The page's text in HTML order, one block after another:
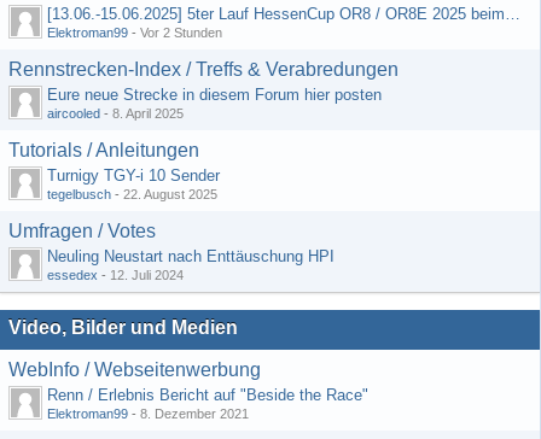
[13.06.-15.06.2025] 5ter Lauf HessenCup OR8 / OR8E 2025 beim MSC Ober-Mörlen e.V.
Elektroman99 - Vor 2 Stunden
Rennstrecken-Index / Treffs & Verabredungen
Eure neue Strecke in diesem Forum hier posten
aircooled - 8. April 2025
Tutorials / Anleitungen
Turnigy TGY-i 10 Sender
tegelbusch - 22. August 2025
Umfragen / Votes
Neuling Neustart nach Enttäuschung HPI
essedex - 12. Juli 2024
Video, Bilder und Medien
WebInfo / Webseitenwerbung
Renn / Erlebnis Bericht auf "Beside the Race"
Elektroman99 - 8. Dezember 2021